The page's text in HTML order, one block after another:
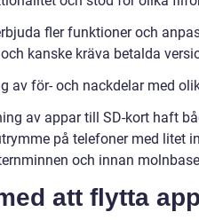
fler funktioner och
kanske kräva betalda
av för- och nackdelar med
av appar till SD-kort haft
på telefoner med litet
och innan
att flytta